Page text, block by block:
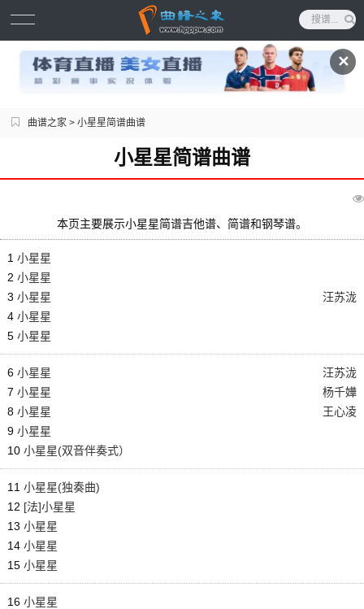
✕
曲谱之家 > 小星星简谱曲谱
小星星简谱曲谱
本页主要展示小星星简谱吉他谱、简谱和钢琴谱。
1 小星星
2 小星星
3 小星星
汪苏泷
4 小星星
5 小星星
6 小星星
汪苏泷
7 小星星
杨千嬅
8 小星星
王心凌
9 小星星
10 小星星(双音伴奏式）
11 小星星(独奏曲)
12 [法]小星星
13 小星星
14 小星星
15 小星星
16 小星星